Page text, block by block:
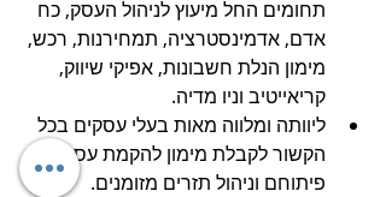
תחומים החל מיעוץ לניהול העסק, כח
אדם, אדמינסטרציה, תמחירנות, רכש,
מימון הנלת חשבונות, אפיקי שיווק,
קריאייטיב וניו מדיה.
ליוותה ומלווה מאות בעלי עסקים בכל
הקשור לקבלת מימון להקמת עסקים,
פיתוחם וניהול תזרים מזומנים.